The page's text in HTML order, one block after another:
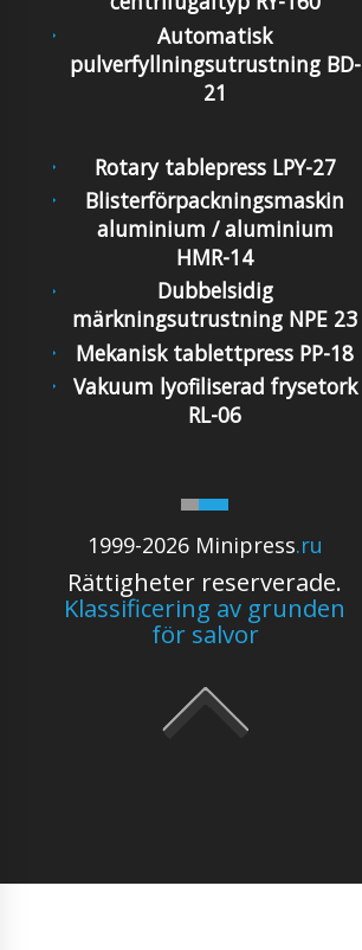
Automatisk
pulverfyllningsutrustning BD-
21
1999-2026 Minipress.ru
Rättigheter reserverade.
Klassificering av grunden
för salvor
Rotary tablepress LPY-27
Blisterförpackningsmaskin
aluminium / aluminium
HMR-14
Dubbelsidig
märkningsutrustning NPE 23
Mekanisk tablettpress PP-18
Vakuum lyofiliserad frysetork
RL-06